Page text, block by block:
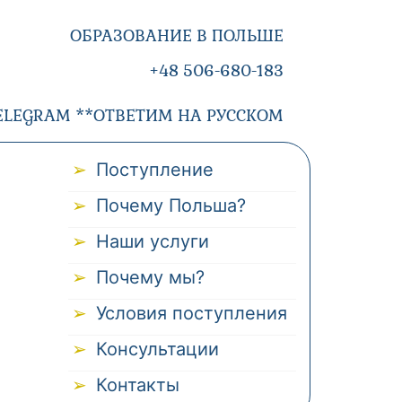
ОБРАЗОВАНИЕ В ПОЛЬШЕ
+48 506-680-183
**ОТВЕТИМ НА РУССКОМ
Поступление
Почему Польша?
Наши услуги
Почему мы?
Условия поступления
Консультации
Контакты